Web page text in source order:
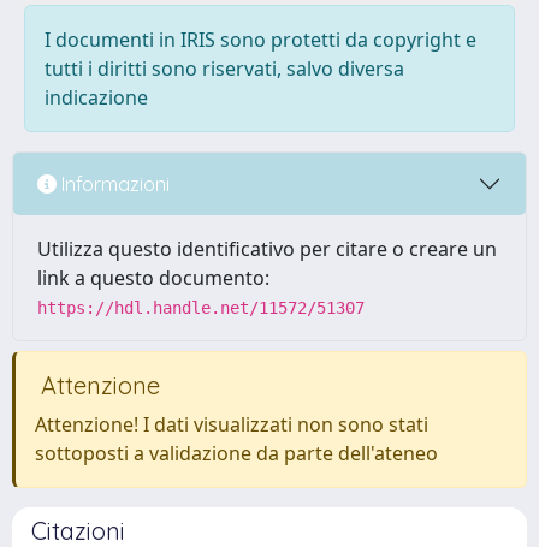
I documenti in IRIS sono protetti da copyright e
tutti i diritti sono riservati, salvo diversa
indicazione
Informazioni
Utilizza questo identificativo per citare o creare un
link a questo documento:
https://hdl.handle.net/11572/51307
Attenzione
Attenzione! I dati visualizzati non sono stati
sottoposti a validazione da parte dell'ateneo
Citazioni